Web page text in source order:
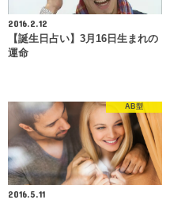
2016.2.12
【誕生日占い】3月16日生まれの
運命
AB型
2016.5.11